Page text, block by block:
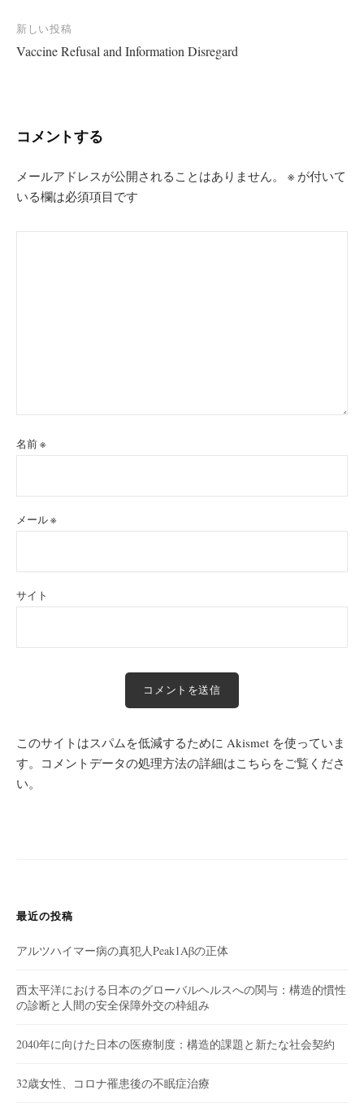
ナ
ビ
ョ
新しい投稿
Vaccine Refusal and Information Disregard
コメントする
メールアドレスが公開されることはありません。 ※ が付いて
いる欄は必須項目です
名前※
メール※
サイト
このサイトはスパムを低減するために Akismet を使っていま
す。 コメントデータの処理方法の詳細はこちらをご覧くださ
い。
最近の投稿
アルツハイマー病の真犯人Peak1Aβの正体
西太平洋における日本のグローバルヘルスへの関与：構造的慣性
の診断と人間の安全保障外交の枠組み
2040年に向けた日本の医療制度：構造的課題と新たな社会契約
32歳女性、コロナ罹患後の不眠症治療